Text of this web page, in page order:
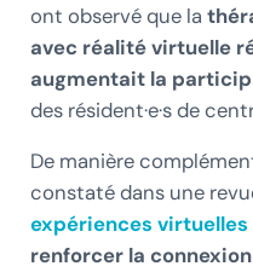
ont observé que la
avec réalité virtuelle
augmentait la
des résident·e·s de
De manière
constaté dans une
expériences
renforcer la